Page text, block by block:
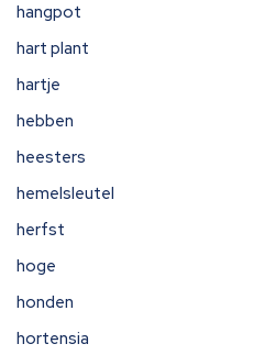
hangpot
hart plant
hartje
hebben
heesters
hemelsleutel
herfst
hoge
honden
hortensia